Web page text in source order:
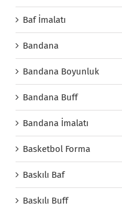
Baf İmalatı
Bandana
Bandana Boyunluk
Bandana Buff
Bandana İmalatı
Basketbol Forma
Baskılı Baf
Baskılı Buff